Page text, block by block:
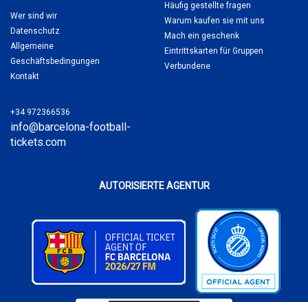
Wer sind wir
Datenschutz
Allgemeine
Geschäftsbedingungen
Kontakt
+34 972366536
info@barcelona-football-
tickets.com
Häufig gestellte fragen
Warum kaufen sie mit uns
Mach ein geschenk
Eintrittskarten für Gruppen
Verbundene
AUTORISIERTE AGENTUR